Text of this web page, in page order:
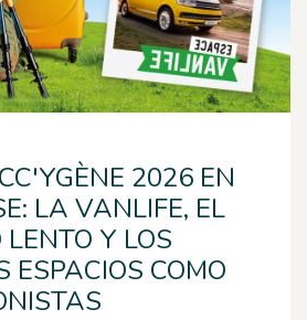
2026 EN
LA VANLIFE, EL
Y LOS
ESPACIOS COMO